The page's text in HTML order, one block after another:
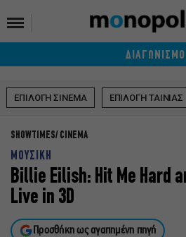
ΕΠΙΛΟΓΗ ΣΙΝΕΜΑ ΕΠΙΛΟΓΗ ΤΑΙΝΙΑΣ
SHOWTIMES CINEMA
ΜΟΥΣΙΚΗ
Billie Eilish: Hit Me Hard
Live in 3D
Προσθήκη ως αγαπημένη πηγή